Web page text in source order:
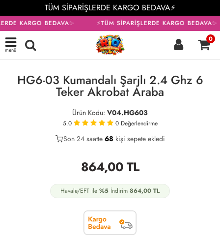
TÜM SİPARİŞLERDE KARGO BEDAVA⚡
KARGO BEDAVA✨ ⚡TÜM SİPARİŞLERDE KARGO BEDAVA✨
menü
0
HG6-03 Kumandalı Şarjlı 2.4 Ghz 6
Teker Akrobat Araba
Ürün Kodu: V04.HG603
5.0 0 Değerlendirme
34
Son 24 saatte 68 kişi sepete ekledi
26
864,00TL
Havale/EFT ile %5 İndirim 864,00 TL